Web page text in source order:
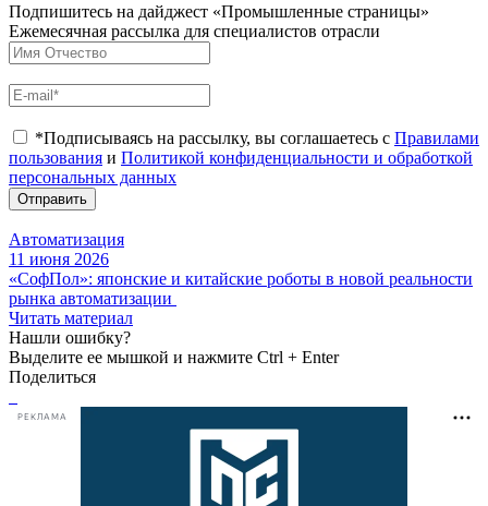
Подпишитесь на дайджест «Промышленные страницы»
Ежемесячная рассылка для специалистов отрасли
*Подписываясь на рассылку, вы соглашаетесь с Правилами
пользования и Политикой конфиденциальности и обработкой
персональных данных
Отправить
Автоматизация
11 июня 2026
«СофПол»: японские и китайские роботы в новой реальности
рынка автоматизации
Читать материал
Нашли ошибку?
Выделите ее мышкой и нажмите Ctrl + Enter
Поделиться
РЕКЛАМА